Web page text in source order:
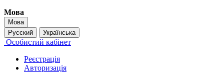
Мова
Мова
Русский
Українська
Особистий кабінет
Реєстрація
Авторизація